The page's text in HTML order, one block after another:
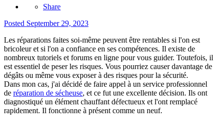
Share
Posted September 29, 2023
Les réparations faites soi-même peuvent être rentables si l'on est
bricoleur et si l'on a confiance en ses compétences. Il existe de
nombreux tutoriels et forums en ligne pour vous guider. Toutefois, il
est essentiel de peser les risques. Vous pourriez causer davantage de
dégâts ou même vous exposer à des risques pour la sécurité.
Dans mon cas, j'ai décidé de faire appel à un service professionnel
de réparation de sécheuse, et ce fut une excellente décision. Ils ont
diagnostiqué un élément chauffant défectueux et l'ont remplacé
rapidement. Il fonctionne à présent comme un neuf.